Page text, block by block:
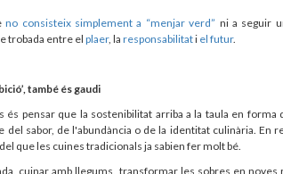
no consisteix simplement a “menjar verd” ni a seguir
trobada entre el plaer, la responsabilitati el futur.
també és gaudi
pensar que la sostenibilitat arriba a la taula en forma
del sabor, de l'abundància o de la identitat culinària. En
que les cuines tradicionals ja sabien fer molt bé.
cuinar amb llegums, transformar les sobres en